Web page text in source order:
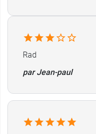
Rad
par Jean-paul